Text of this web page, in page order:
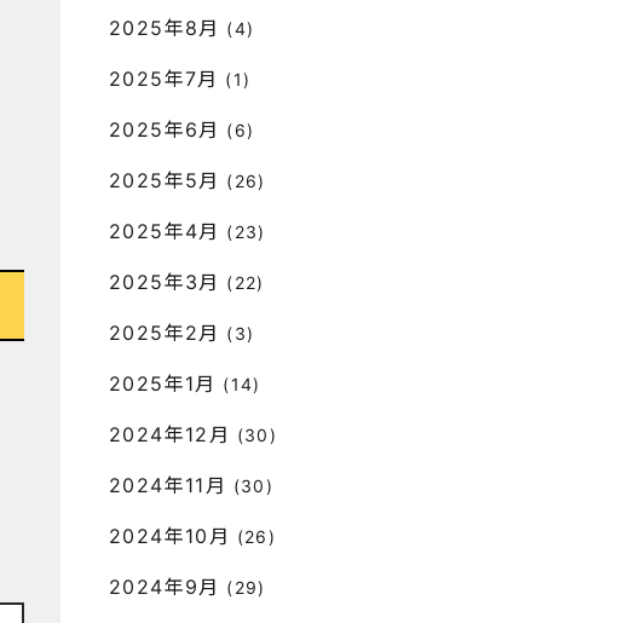
2025年8月 (4)
2025年7月 (1)
2025年6月 (6)
2025年5月 (26)
2025年4月 (23)
2025年3月 (22)
2025年2月 (3)
2025年1月 (14)
2024年12月 (30)
2024年11月 (30)
2024年10月 (26)
2024年9月 (29)